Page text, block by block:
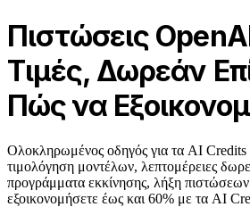
Πιστώσεις
Τιμές, Δωρεάν
Πώς να
Ολοκληρωμένος οδηγός για τα AI
τιμολόγηση μοντέλων, λεπτομέρειες
προγράμματα εκκίνησης, λήξη
εξοικονομήσετε έως και 60% με τα AI